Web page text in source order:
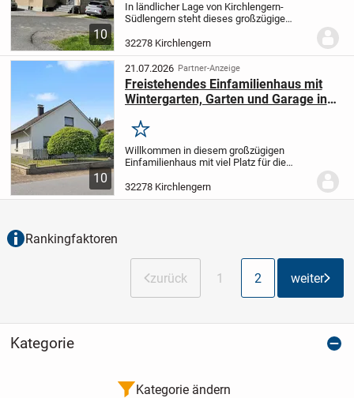
10
In ländlicher Lage von Kirchlengern-
Südlengern steht dieses großzügige
von ca. 186 m² verteilt sich großzügig auf
zwei Ebenen. Im Erdgeschoss gelegen ist
eine...
32278 Kirchlengern
10
21.07.2026 Partner-Anzeige
Freistehendes Einfamilienhaus mit
Wintergarten, Garten und Garage in
Merken
Willkommen in diesem großzügigen
Einfamilienhaus mit viel Platz für die
durch ihre durchdachte Raumaufteilung,
helle Wohnräume und zahlreiche
32278 Kirchlengern
Rankingfaktoren
zurück 1 2 weiter
Kategorie
Kategorie ändern